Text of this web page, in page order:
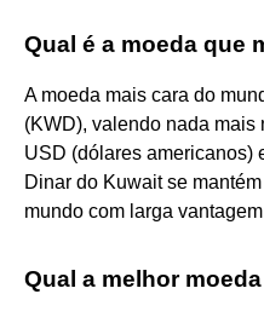
Qual é a moeda que
A moeda mais cara do
(KWD), valendo nada mais
USD (dólares americanos)
Dinar do Kuwait se
mundo com larga
Qual a melhor